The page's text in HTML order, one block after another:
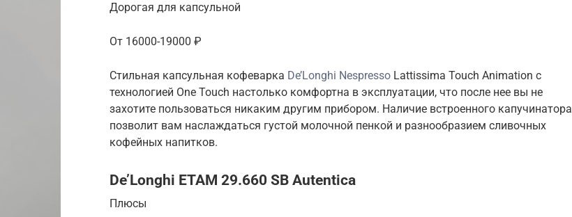
Дорогая для капсульной
От 16000-19000 ₽
Стильная капсульная кофеварка De’Longhi Nespresso Lattissima Touch Animation с
технологией One Touch настолько комфортна в эксплуатации, что после нее вы не
захотите пользоваться никаким другим прибором. Наличие встроенного капучинатора
позволит вам наслаждаться густой молочной пенкой и разнообразием сливочных
кофейных напитков.
De’Longhi ETAM 29.660 SB Autentica
Плюсы